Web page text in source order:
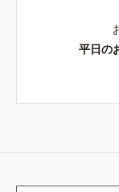
平日の